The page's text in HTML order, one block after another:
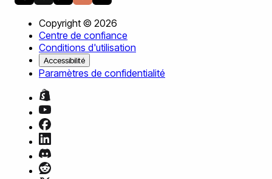
Copyright © 2026
Centre de confiance
Conditions d'utilisation
Accessibilité
Paramètres de confidentialité